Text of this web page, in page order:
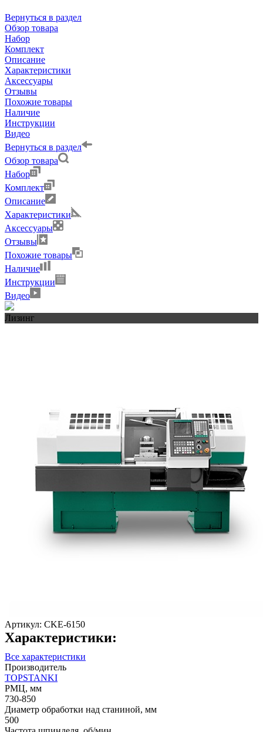
Вернуться в раздел
Обзор товара
Набор
Комплект
Описание
Характеристики
Аксессуары
Отзывы
Похожие товары
Наличие
Инструкции
Видео
Вернуться в раздел
Обзор товара
Набор
Комплект
Описание
Характеристики
Аксессуары
Отзывы
Похожие товары
Наличие
Инструкции
Видео
Лизинг
Артикул: CKE-6150
Характеристики:
Все характеристики
Производитель
TOPSTANKI
РМЦ, мм
730-850
Диаметр обработки над станиной, мм
500